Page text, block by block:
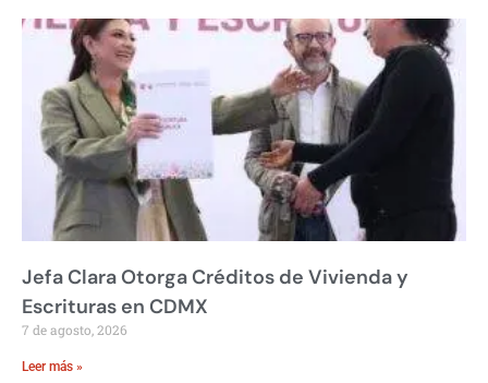
Jefa Clara Otorga Créditos de Vivienda y
Escrituras en CDMX
7 de agosto, 2026
Leer más »